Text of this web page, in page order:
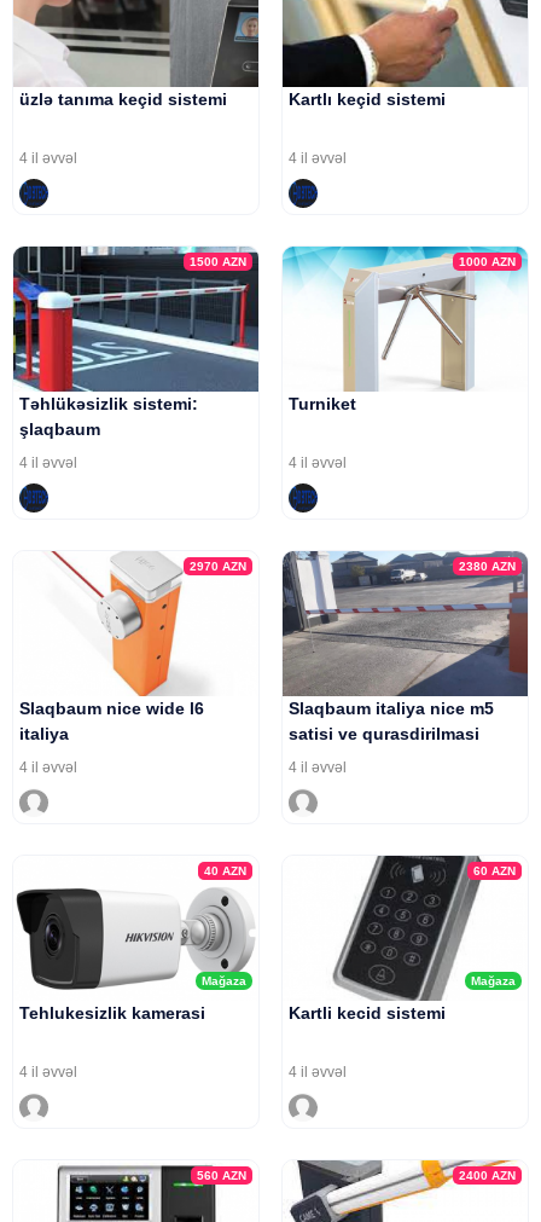
üzlə tanıma keçid sistemi
4 il əvvəl
Kartlı keçid sistemi
4 il əvvəl
1500AZN
Təhlükəsizlik sistemi:
şlaqbaum
4 il əvvəl
1000 AZN
Turniket
4 il əvvəl
2970AZN
Slaqbaum nice wide l6
italiya
4 il əvvəl
2380 AZN
Slaqbaum italiya nice m5
satisi ve qurasdirilmasi
4 il əvvəl
Mağaza
40AZN
Tehlukesizlik kamerasi
4 il əvvəl
Mağaza
60 AZN
Kartli kecid sistemi
4 il əvvəl
560AZN 2400 AZN